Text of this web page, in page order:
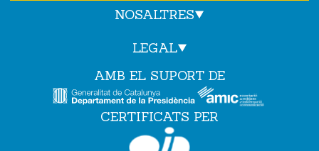
NOSALTRES
LEGAL
AMB EL SUPORT DE
CERTIFICATS PER